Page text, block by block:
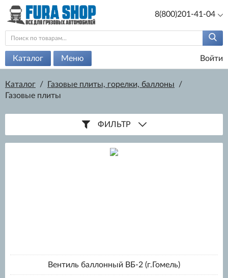
8(800)201-41-04
Каталог Меню Войти
Каталог / Газовые плиты, горелки, баллоны
/
Газовые плиты
ФИЛЬТР
Вентиль баллонный ВБ-2 (г.Гомель)